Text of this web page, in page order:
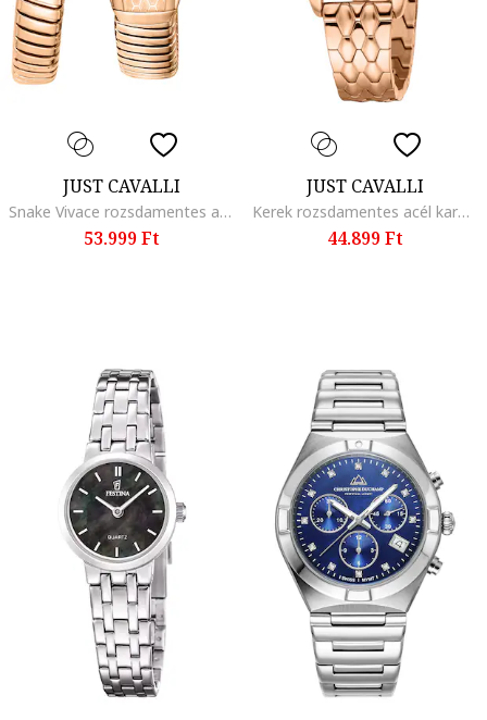
JUST CAVALLI
Snake Vivace rozsdamentes acél karóra, Rózsaarany
53.999 Ft
JUST CAVALLI
Kerek rozsdamentes acél karóra, világos bronzbarna
44.899 Ft